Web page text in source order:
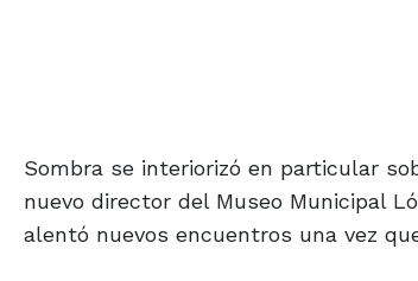
Sombra se interiorizó en particular
nuevo director del Museo Municipal
alentó nuevos encuentros una vez